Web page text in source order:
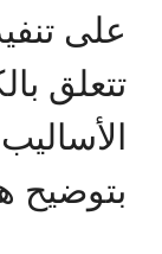
على
تتعلق
بتوضيح